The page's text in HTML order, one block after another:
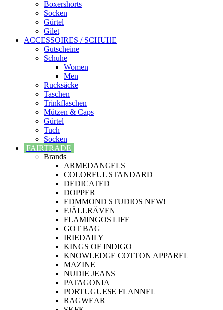
Boxershorts
Socken
Gürtel
Gilet
ACCESSOIRES / SCHUHE
Gutscheine
Schuhe
Women
Men
Rucksäcke
Taschen
Trinkflaschen
Mützen & Caps
Gürtel
Tuch
Socken
FAIRTRADE
Brands
ARMEDANGELS
COLORFUL STANDARD
DEDICATED
DOPPER
EDMMOND STUDIOS NEW!
FJÄLLRÄVEN
FLAMINGOS LIFE
GOT BAG
IRIEDAILY
KINGS OF INDIGO
KNOWLEDGE COTTON APPAREL
MAZINE
NUDIE JEANS
PATAGONIA
PORTUGUESE FLANNEL
RAGWEAR